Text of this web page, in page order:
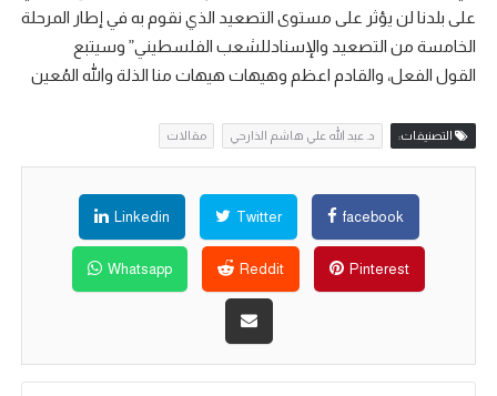
على بلدنا لن يؤثر على مستوى التصعيد الذي نقوم به في إطار المرحلة
الخامسة من التصعيد والإسنادللشعب الفلسطيني” وسيتبع
القول الفعل، والقادم اعظم وهيهات هيهات منا الذلة والله المُعين
التصنيفات: د. عبد الله علي هاشم الذارحي مقالات
facebook
Twitter
Linkedin
Pinterest
Reddit
Whatsapp